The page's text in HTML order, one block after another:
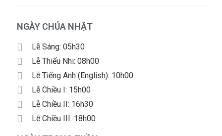
NGÀY CHÚA NHẬT
Lễ Sáng: 05h30
Lễ Thiếu Nhi: 08h00
Lễ Tiếng Anh (English): 10h00
Lễ Chiều I: 15h00
Lễ Chiều II: 16h30
Lễ Chiều III: 18h00